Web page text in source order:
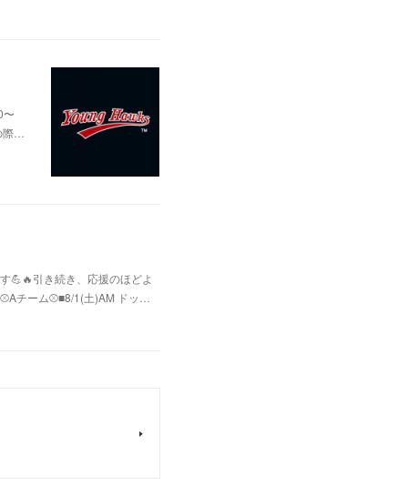
〜
…
💪🔥引き続き、応援のほどよ
チーム⚾️■8/1(土)AM ドッ…